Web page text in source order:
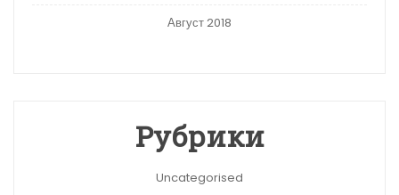
Август 2018
Рубрики
Uncategorised